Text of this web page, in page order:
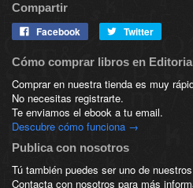
Compartir
Facebook Twitter
Cómo comprar libros en
Comprar en nuestra tienda es muy
No necesitas registrarte.
Te enviamos el ebook a tu email.
Descubre cómo funciona →
Publica con nosotros
Tú también puedes ser uno de
Contacta con nosotros para más